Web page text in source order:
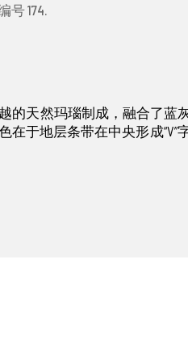
号 174.
的天然玛瑙制成，融合了蓝
在于地层条带在中央形成“V”